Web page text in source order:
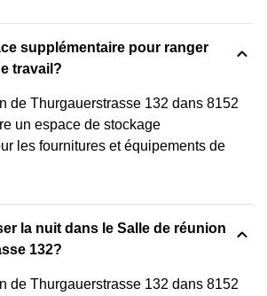
supplémentaire pour ranger
travail?
de Thurgauerstrasse 132 dans 8152
un espace de stockage
les fournitures et équipements de
la nuit dans le Salle de réunion
132?
de Thurgauerstrasse 132 dans 8152